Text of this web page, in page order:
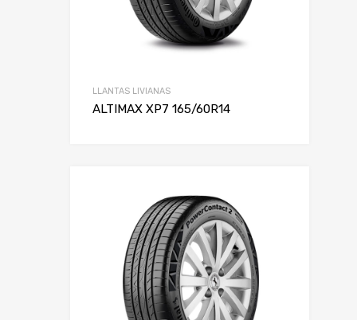
LLANTAS LIVIANAS
ALTIMAX XP7 165/60R14